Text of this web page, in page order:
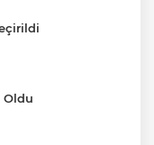
Oldu